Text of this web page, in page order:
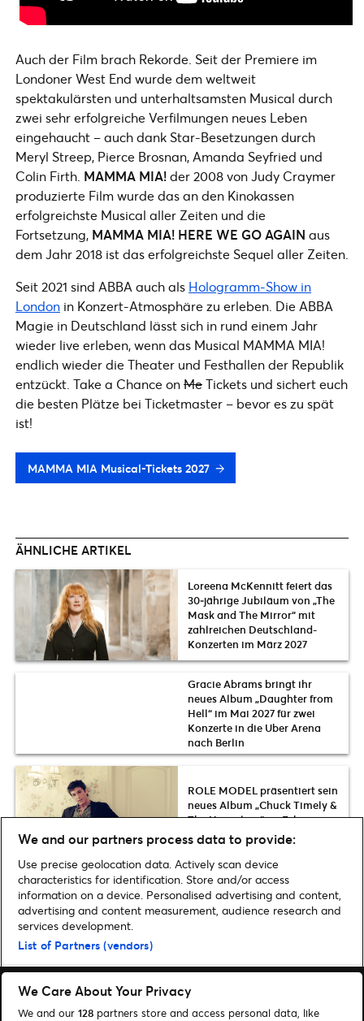
Auch der Film brach Rekorde. Seit der Premiere im
Londoner West End wurde dem weltweit
spektakulärsten und unterhaltsamsten Musical durch
zwei sehr erfolgreiche Verfilmungen neues Leben
eingehaucht – auch dank Star-Besetzungen durch
Meryl Streep, Pierce Brosnan, Amanda Seyfried und
Colin Firth. MAMMA MIA!der 2008 von Judy Craymer
produzierte Film wurde das an den Kinokassen
erfolgreichste Musical aller Zeiten und die
Fortsetzung, MAMMA MIA! HERE WE GO AGAIN aus
dem Jahr 2018 ist das erfolgreichste Sequel aller Zeiten.
Seit 2021 sind ABBA auch als Hologramm-Show in
London in Konzert-Atmosphäre zu erleben. Die ABBA
Magie in Deutschland lässt sich in rund einem Jahr
wieder live erleben, wenn das Musical MAMMA MIA!
endlich wieder die Theater und Festhallen der Republik
entzückt. Take a Chance onMeTickets und sichert euch
die besten Plätze bei Ticketmaster – bevor es zu spät
ist!
MAMMA MIA Musical-Tickets 2027
ÄHNLICHE ARTIKEL
Loreena McKennitt feiert das
30‑jährige Jubiläum von „The
Mask and The Mirror“ mit
zahlreichen Deutschland-
Konzerten im März 2027
Gracie Abrams bringt ihr
neues Album „Daughter from
Hell“ im Mai 2027 für zwei
Konzerte in die Uber Arena
nach Berlin
ROLE MODEL präsentiert sein
neues Album „Chuck Timely &
The Hourglass“ im Februar
2027 live in Berlin & Düsseldorf
Home Musik
MAMMA MIA! Musical kehrt 2027 auf große Deutschland-
Tour zurück: Termine, Tickets & Infos zum Vorverkauf
We and our partners process data to provide:
Use precise geolocation data. Actively scan device
characteristics for identification. Store and/or access
information on a device. Personalised advertising and content,
advertising and content measurement, audience research and
services development.
List of Partners (vendors)
We Care About Your Privacy
We and our 128 partners store and access personal data, like